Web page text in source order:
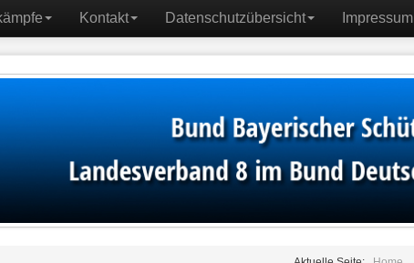
Kontakt Datenschutzübersicht Impressum